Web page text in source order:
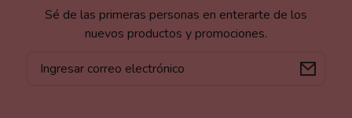
Sé de las primeras personas en enterarte de los
nuevos productos y promociones.
electrónico